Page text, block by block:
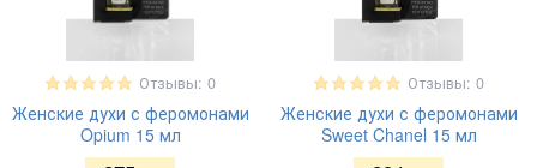
Отзывы: 0
Женские духи с феромонами
Opium 15 мл
Отзывы: 0
Женские духи с феромонами
Sweet Chanel 15 мл